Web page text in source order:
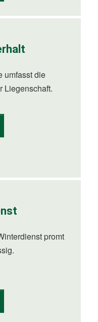
umfasst die
Liegenschaft.
promt